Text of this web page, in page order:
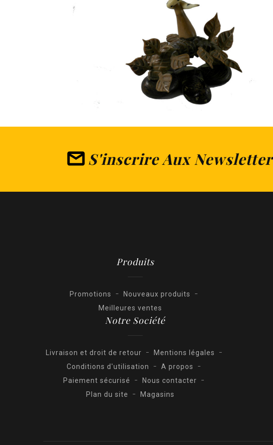
S'inscrire Aux Newsletter
Produits
Promotions
Nouveaux produits
Meilleures ventes
Notre Société
Livraison et droit de retour
Mentions légales
Conditions d'utilisation
A propos
Paiement sécurisé
Nous contacter
Plan du site
Magasins